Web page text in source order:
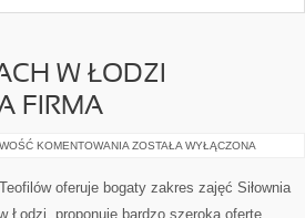
W ŁODZI
FIRMA
KOMENTOWANIA NADRUKI
W
ŁODZI
ZOSTAŁA WYŁĄCZONA
oferuje bogaty zakres zajęć Siłownia
Łodzi, proponuje bardzo szeroką ofertę